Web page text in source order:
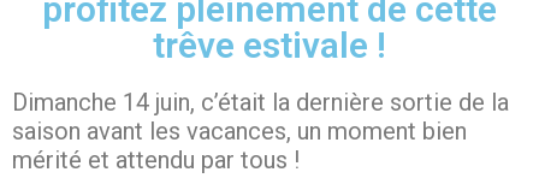
profitez pleinement de cette
trêve estivale !
Dimanche 14 juin, c’était la dernière sortie de la
saison avant les vacances, un moment bien
mérité et attendu par tous !